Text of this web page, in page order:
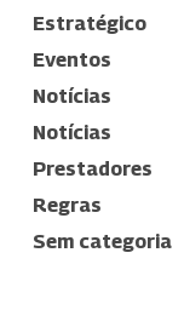
Estratégico
Eventos
Notícias
Notícias
Prestadores
Regras
Sem categoria